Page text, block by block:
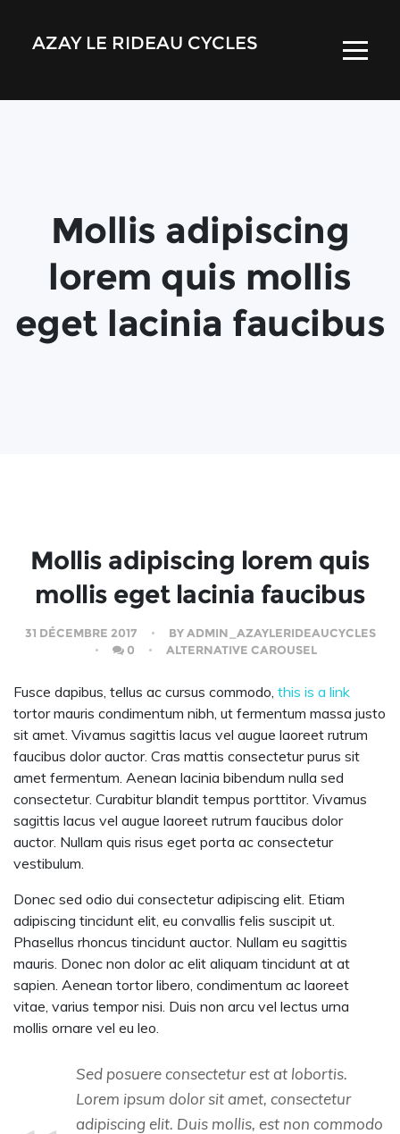
AZAY LE RIDEAU CYCLES
Mollis adipiscing
lorem quis mollis
eget lacinia faucibus
Mollis adipiscing lorem quis
mollis eget lacinia faucibus
31 DÉCEMBRE 2017 BYADMIN_AZAYLERIDEAUCYCLES
0
ALTERNATIVE CAROUSEL
Fusce dapibus, tellus ac cursus commodo, this is a link
tortor mauris condimentum nibh, ut fermentum massa justo
sit amet. Vivamus sagittis lacus vel augue laoreet rutrum
faucibus dolor auctor. Cras mattis consectetur purus sit
amet fermentum. Aenean lacinia bibendum nulla sed
consectetur. Curabitur blandit tempus porttitor. Vivamus
sagittis lacus vel augue laoreet rutrum faucibus dolor
auctor. Nullam quis risus eget porta ac consectetur
vestibulum.
Donec sed odio dui consectetur adipiscing elit. Etiam
adipiscing tincidunt elit, eu convallis felis suscipit ut.
Phasellus rhoncus tincidunt auctor. Nullam eu sagittis
mauris. Donec non dolor ac elit aliquam tincidunt at at
sapien. Aenean tortor libero, condimentum ac laoreet
vitae, varius tempor nisi. Duis non arcu vel lectus urna
mollis ornare vel eu leo.
Sed posuere consectetur est at lobortis.
Lorem ipsum dolor sit amet, consectetur
adipiscing elit. Duis mollis, est non commodo